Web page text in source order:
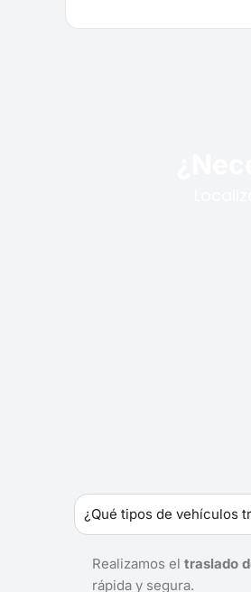
¿Qué tipos de vehículos
Realizamos el traslado
rápida y segura.